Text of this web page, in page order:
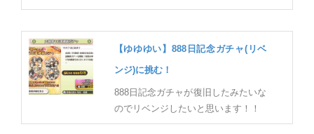
【ゆゆゆい】888日記念ガチャ(リベ
ンジ)に挑む！
888日記念ガチャが復旧したみたいな
のでリベンジしたいと思います！！